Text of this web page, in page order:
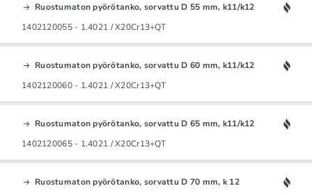
Ruostumaton pyörötanko, sorvattu D 55 mm, k11/k12
1402120055 - 1.4021 / X20Cr13+QT
Ruostumaton pyörötanko, sorvattu D 60 mm, k11/k12
1402120060 - 1.4021 / X20Cr13+QT
Ruostumaton pyörötanko, sorvattu D 65 mm, k11/k12
1402120065 - 1.4021 / X20Cr13+QT
Ruostumaton pyörötanko, sorvattu D 70 mm, k 12